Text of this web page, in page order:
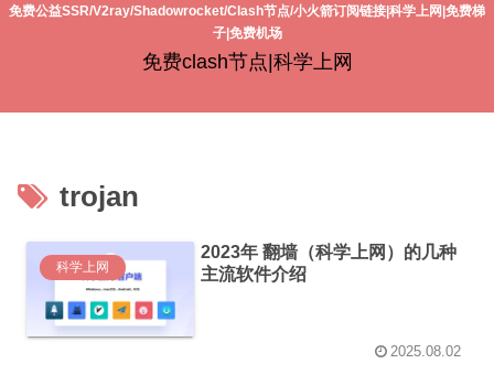
免费公益SSR/V2ray/Shadowrocket/Clash节点/小火箭订阅链接|科学上网|免费梯
子|免费机场
免费clash节点|科学上网
trojan
科学上网
2023年 翻墙（科学上网）的几种
主流软件介绍
2025.08.02